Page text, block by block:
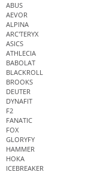
ABUS
AEVOR
ALPINA
ARC'TERYX
ASICS
ATHLECIA
BABOLAT
BLACKROLL
BROOKS
DEUTER
DYNAFIT
F2
FANATIC
FOX
GLORYFY
HAMMER
HOKA
ICEBREAKER